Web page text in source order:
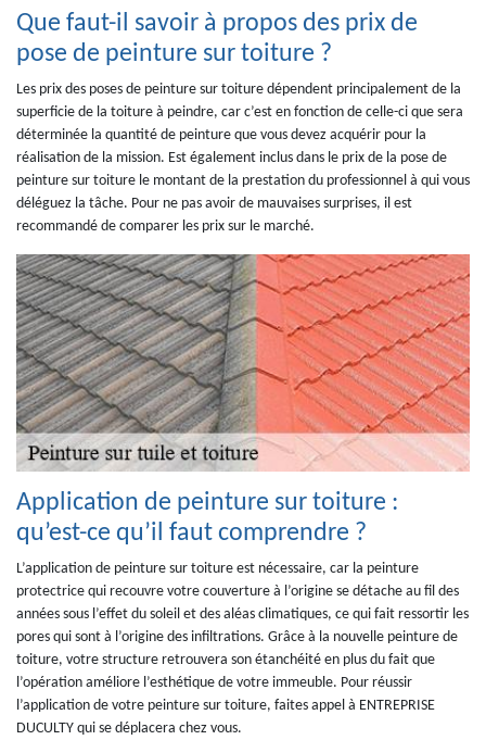
Que faut-il savoir à propos des prix de
pose de peinture sur toiture ?
Les prix des poses de peinture sur toiture dépendent principalement de la
superficie de la toiture à peindre, car c’est en fonction de celle-ci que sera
déterminée la quantité de peinture que vous devez acquérir pour la
réalisation de la mission. Est également inclus dans le prix de la pose de
peinture sur toiture le montant de la prestation du professionnel à qui vous
déléguez la tâche. Pour ne pas avoir de mauvaises surprises, il est
recommandé de comparer les prix sur le marché.
Application de peinture sur toiture :
qu’est-ce qu’il faut comprendre ?
L’application de peinture sur toiture est nécessaire, car la peinture
protectrice qui recouvre votre couverture à l’origine se détache au fil des
années sous l’effet du soleil et des aléas climatiques, ce qui fait ressortir les
pores qui sont à l’origine des infiltrations. Grâce à la nouvelle peinture de
toiture, votre structure retrouvera son étanchéité en plus du fait que
l’opération améliore l’esthétique de votre immeuble. Pour réussir
l’application de votre peinture sur toiture, faites appel à ENTREPRISE
DUCULTY qui se déplacera chez vous.